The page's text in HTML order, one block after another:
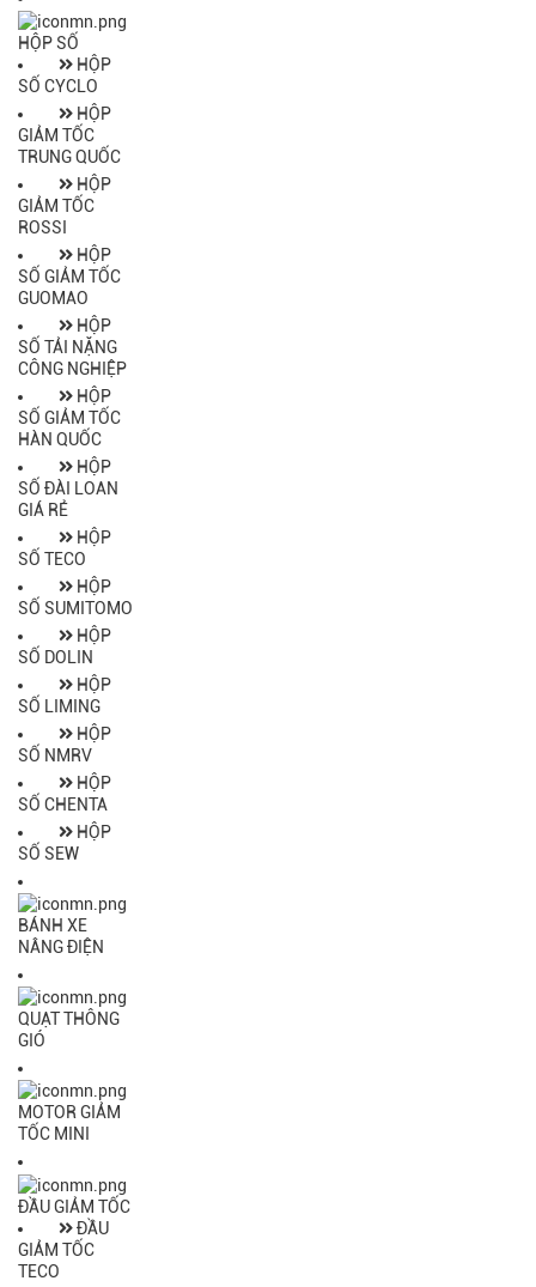
HỘP SỐ
HỘP
SỐ CYCLO
HỘP
GIẢM TỐC
TRUNG QUỐC
HỘP
GIẢM TỐC
ROSSI
HỘP
SỐ GIẢM TỐC
GUOMAO
HỘP
SỐ TẢI NẶNG
CÔNG NGHIỆP
HỘP
SỐ GIẢM TỐC
HÀN QUỐC
HỘP
SỐ ĐÀI LOAN
GIÁ RẺ
HỘP
SỐ TECO
HỘP
SỐ SUMITOMO
HỘP
SỐ DOLIN
HỘP
SỐ LIMING
HỘP
SỐ NMRV
HỘP
SỐ CHENTA
HỘP
SỐ SEW
BÁNH XE
NÂNG ĐIỆN
QUẠT THÔNG
GIÓ
MOTOR GIẢM
TỐC MINI
ĐẦU GIẢM TỐC
ĐẦU
GIẢM TỐC
TECO